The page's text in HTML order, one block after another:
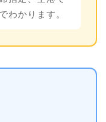
わかります。